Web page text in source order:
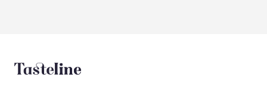
Tasteline startsida